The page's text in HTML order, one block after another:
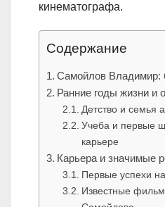
кинематографа.
Содержание
Самойлов Владимир:
Ранние годы жизни и
Детство и семья
Учеба и первые
карьере
Карьера и значимые
Первые успехи
Известные